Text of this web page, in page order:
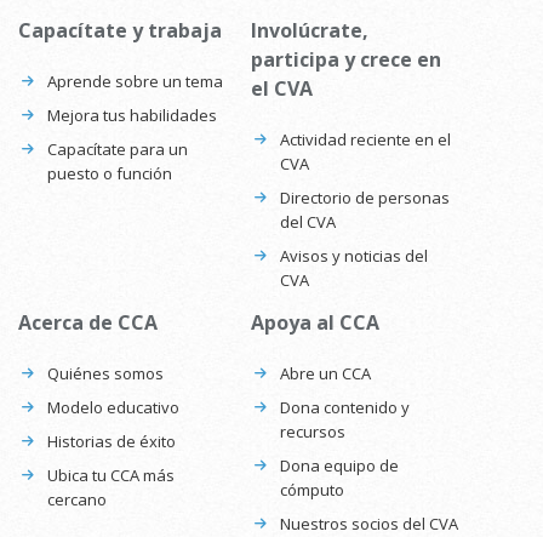
Capacítate y trabaja
Aprende sobre un tema
Mejora tus habilidades
Capacítate para un
puesto o función
Involúcrate,
participa y crece en
el CVA
Actividad reciente en el
CVA
Directorio de personas
del CVA
Avisos y noticias del
CVA
Acerca de CCA
Quiénes somos
Modelo educativo
Historias de éxito
Ubica tu CCA más
cercano
Apoya al CCA
Abre un CCA
Dona contenido y
recursos
Dona equipo de
cómputo
Nuestros socios del CVA